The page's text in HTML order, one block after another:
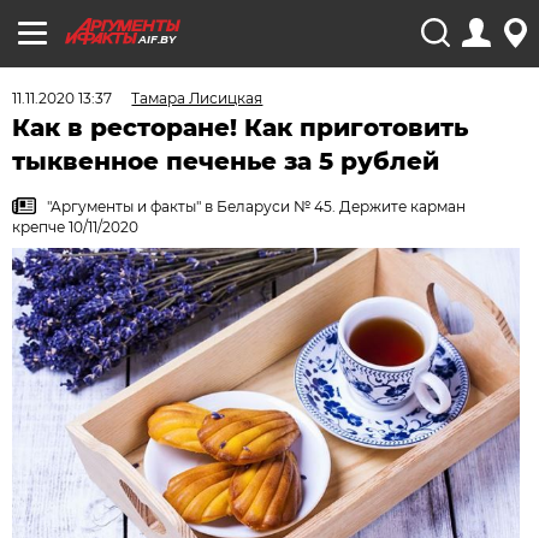
AIF.BY
11.11.2020 13:37 Тамара Лисицкая
Как в ресторане! Как приготовить
тыквенное печенье за 5 рублей
"Аргументы и факты" в Беларуси № 45. Держите карман
крепче 10/11/2020